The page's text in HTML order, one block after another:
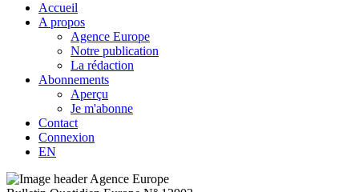
Accueil
A propos
Agence Europe
Notre publication
La rédaction
Abonnements
Aperçu
Je m'abonne
Contact
Connexion
EN